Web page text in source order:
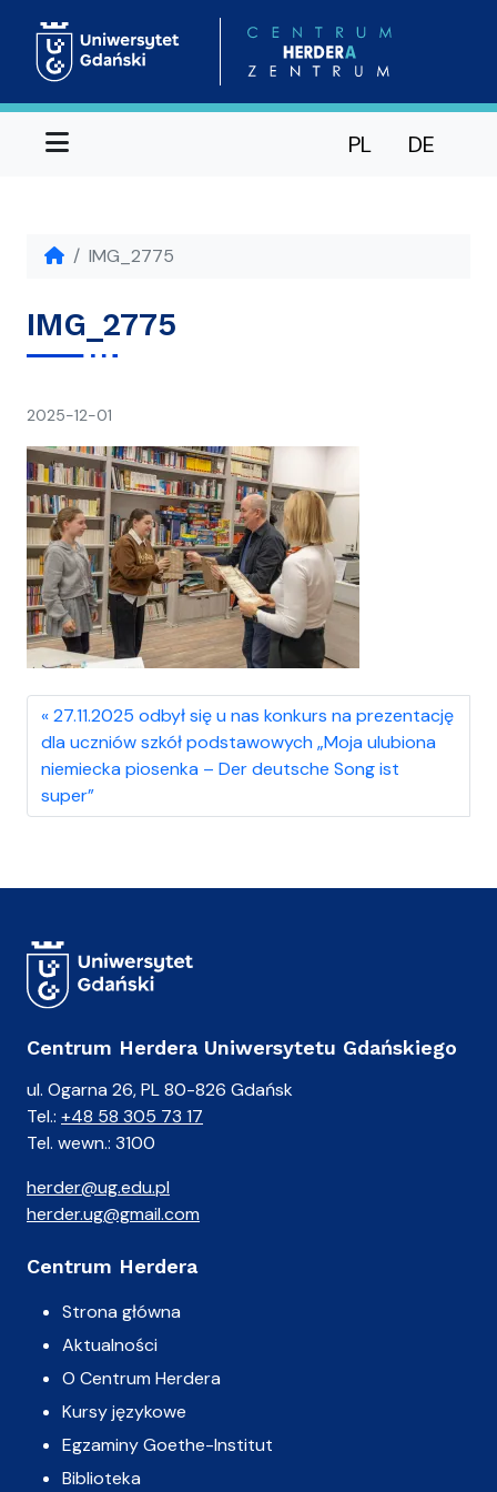
Menu PL DE
IMG_2775
IMG_2775
2025-12-01
27.11.2025 odbył się u nas konkurs na prezentację
dla uczniów szkół podstawowych „Moja ulubiona
niemiecka piosenka – Der deutsche Song ist
super”
Centrum Herdera Uniwersytetu Gdańskiego
ul. Ogarna 26, PL 80-826 Gdańsk
Tel.: +48 58 305 73 17
Tel. wewn.: 3100
herder@ug.edu.pl
herder.ug@gmail.com
Centrum Herdera
Strona główna
Aktualności
O Centrum Herdera
Kursy językowe
Egzaminy Goethe-Institut
Biblioteka